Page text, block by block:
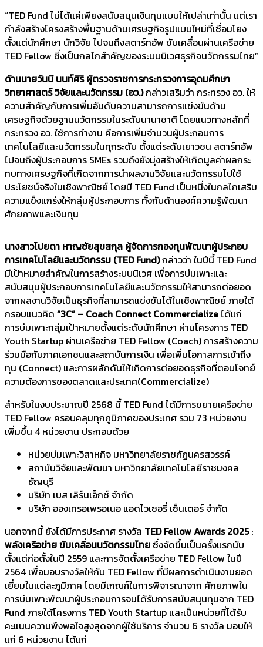
“TED Fund ไม่ได้แค่เพียงสนับสนุนเงินทุนแบบให้เปล่าเท่านั้น แต่เรา
กำลังสร้างโครงสร้างพื้นฐานด้านเศรษฐกิจรูปแบบใหม่ที่เชื่อมโยง
ตั้งแต่นักศึกษา นักวิจัย ไปจนถึงสตาร์ทอัพ ขับเคลื่อนผ่านเครือข่าย
TED Fellow ซึ่งเป็นกลไกสำคัญของระบบนิเวศธุรกิจนวัตกรรมไทย”
ด้านนายวันนี นนท์ศิริ ผู้ตรวจราชการกระทรวงการอุดมศึกษา
วิทยาศาสตร์ วิจัยและนวัตกรรม (อว.)กล่าวเสริมว่า กระทรวง อว. ให้
ความสำคัญกับการเพิ่มอันดับความสามารถการแข่งขันด้าน
เศรษฐกิจด้วยฐานนวัตกรรมในระดับนานาชาติ โดยแนวทางหลักที่
กระทรวง อว. ใช้การทำงาน คือการเพิ่มจำนวนผู้ประกอบการ
เทคโนโลยีและนวัตกรรมในทุกระดับ ตั้งแต่ระดับเยาวชน สตาร์ทอัพ
ไปจนถึงผู้ประกอบการ SMEs รวมถึงยังมุ่งสร้างให้เกิดมูลค่าผลกระ
ทบทางเศรษฐกิจที่เกิดจากการนำผลงานวิจัยและนวัตกรรมไปใช้
ประโยชน์จริงในเชิงพาณิชย์ โดยมี TED Fund เป็นหนึ่งในกลไกเสริม
ความแข็งแกร่งให้กลุ่มผู้ประกอบการ ทั้งกับด้านองค์ความรู้พัฒนา
ศักยภาพและเงินทุน
นางสาวไปยดา หาญชัยสุขสกุล ผู้จัดการกองทุนพัฒนาผู้ประกอบ
การเทคโนโลยีและนวัตกรรม (TED Fund)กล่าวว่า ในปีนี้ TED Fund
มีเป้าหมายสำคัญในการสร้างระบบนิเวศ เพื่อการบ่มเพาะและ
สนับสนุนผู้ประกอบการเทคโนโลยีและนวัตกรรมให้สามารถต่อยอด
จากผลงานวิจัยเป็นธุรกิจที่สามารถแข่งขันได้ในเชิงพาณิชย์ ภายใต้
กรอบแนวคิด “3C” – Coach Connect Commercializeได้แก่
การบ่มเพาะกลุ่มเป้าหมายตั้งแต่ระดับนักศึกษา ผ่านโครงการ TED
Youth Startup ผ่านเครือข่าย TED Fellow (Coach)การสร้างความ
ร่วมมือกับภาคเอกชนและสถาบันการเงิน เพื่อเพิ่มโอกาสการเข้าถึง
ทุน (Connect) และการผลักดันให้เกิดการต่อยอดธุรกิจที่ตอบโจทย์
ความต้องการของตลาดและประเทศ(Commercialize)
สำหรับในงบประมาณปี 2568 นี้ TED Fund ได้มีการขยายเครือข่าย
TED Fellow ครอบคลุมทุกภูมิภาคของประเทศ รวม 73 หน่วยงาน
เพิ่มขึ้น 4 หน่วยงาน ประกอบด้วย
หน่วยบ่มเพาะวิสาหกิจ มหาวิทยาลัยราชภัฏนครสวรรค์
สถาบันวิจัยและพัฒนา มหาวิทยาลัยเทคโนโลยีราชมงคล
ธัญบุรี
บริษัท เบส เลิร์นเอ็กซ์ จำกัด
บริษัท อองเทรอเพรอเนอ แอดไวเซอรี่ เซ็นเตอร์ จำกัด
นอกจากนี้ ยังได้มีการประกาศ รางวัล TED Fellow Awards 2025:
พลังเครือข่าย ขับเคลื่อนนวัตกรรมไทย ซึ่งจัดขึ้นเป็นครั้งแรกนับ
ตั้งแต่ก่อตั้งในปี 2559 และการจัดตั้งเครือข่าย TED Fellow ในปี
2564 เพื่อมอบรางวัลให้กับ TED Fellow ที่มีผลการดำเนินงานยอด
เยี่ยมในแต่ละภูมิภาค โดยมีเกณฑ์ในการพิจารณาจาก ศักยภาพใน
การบ่มเพาะพัฒนาผู้ประกอบการจนได้รับการสนับสนุนทุนจาก TED
Fund ภายใต้โครงการ TED Youth Startup และเป็นหน่วยที่ได้รับ
คะแนนความพึงพอใจสูงสุดจากผู้ใช้บริการ จำนวน 6 รางวัล มอบให้
แก่ 6 หน่วยงาน ได้แก่